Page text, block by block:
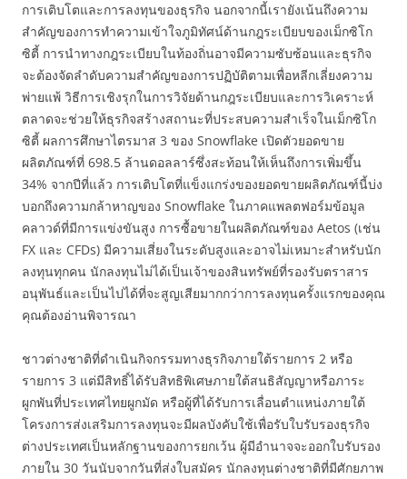
การเติบโตและการลงทุนของธุรกิจ นอกจากนี้เรายังเน้นถึงความ
สำคัญของการทำความเข้าใจภูมิทัศน์ด้านกฎระเบียบของเม็กซิโก
ซิตี้ การนำทางกฎระเบียบในท้องถิ่นอาจมีความซับซ้อนและธุรกิจ
จะต้องจัดลำดับความสำคัญของการปฏิบัติตามเพื่อหลีกเลี่ยงความ
พ่ายแพ้ วิธีการเชิงรุกในการวิจัยด้านกฎระเบียบและการวิเคราะห์
ตลาดจะช่วยให้ธุรกิจสร้างสถานะที่ประสบความสำเร็จในเม็กซิโก
ซิตี้ ผลการศึกษาไตรมาส 3 ของ Snowflake เปิดตัวยอดขาย
ผลิตภัณฑ์ที่ 698.5 ล้านดอลลาร์ซึ่งสะท้อนให้เห็นถึงการเพิ่มขึ้น
34% จากปีที่แล้ว การเติบโตที่แข็งแกร่งของยอดขายผลิตภัณฑ์นี้บ่ง
บอกถึงความกล้าหาญของ Snowflake ในภาคแพลตฟอร์มข้อมูล
คลาวด์ที่มีการแข่งขันสูง การซื้อขายในผลิตภัณฑ์ของ Aetos (เช่น
FX และ CFDs) มีความเสี่ยงในระดับสูงและอาจไม่เหมาะสำหรับนัก
ลงทุนทุกคน นักลงทุนไม่ได้เป็นเจ้าของสินทรัพย์ที่รองรับตราสาร
อนุพันธ์และเป็นไปได้ที่จะสูญเสียมากกว่าการลงทุนครั้งแรกของคุณ
คุณต้องอ่านพิจารณา
ชาวต่างชาติที่ดำเนินกิจกรรมทางธุรกิจภายใต้รายการ 2 หรือ
รายการ 3 แต่มีสิทธิ์ได้รับสิทธิพิเศษภายใต้สนธิสัญญาหรือภาระ
ผูกพันที่ประเทศไทยผูกมัด หรือผู้ที่ได้รับการเลื่อนตำแหน่งภายใต้
โครงการส่งเสริมการลงทุนจะมีผลบังคับใช้เพื่อรับใบรับรองธุรกิจ
ต่างประเทศเป็นหลักฐานของการยกเว้น ผู้มีอำนาจจะออกใบรับรอง
ภายใน 30 วันนับจากวันที่ส่งใบสมัคร นักลงทุนต่างชาติที่มีศักยภาพ